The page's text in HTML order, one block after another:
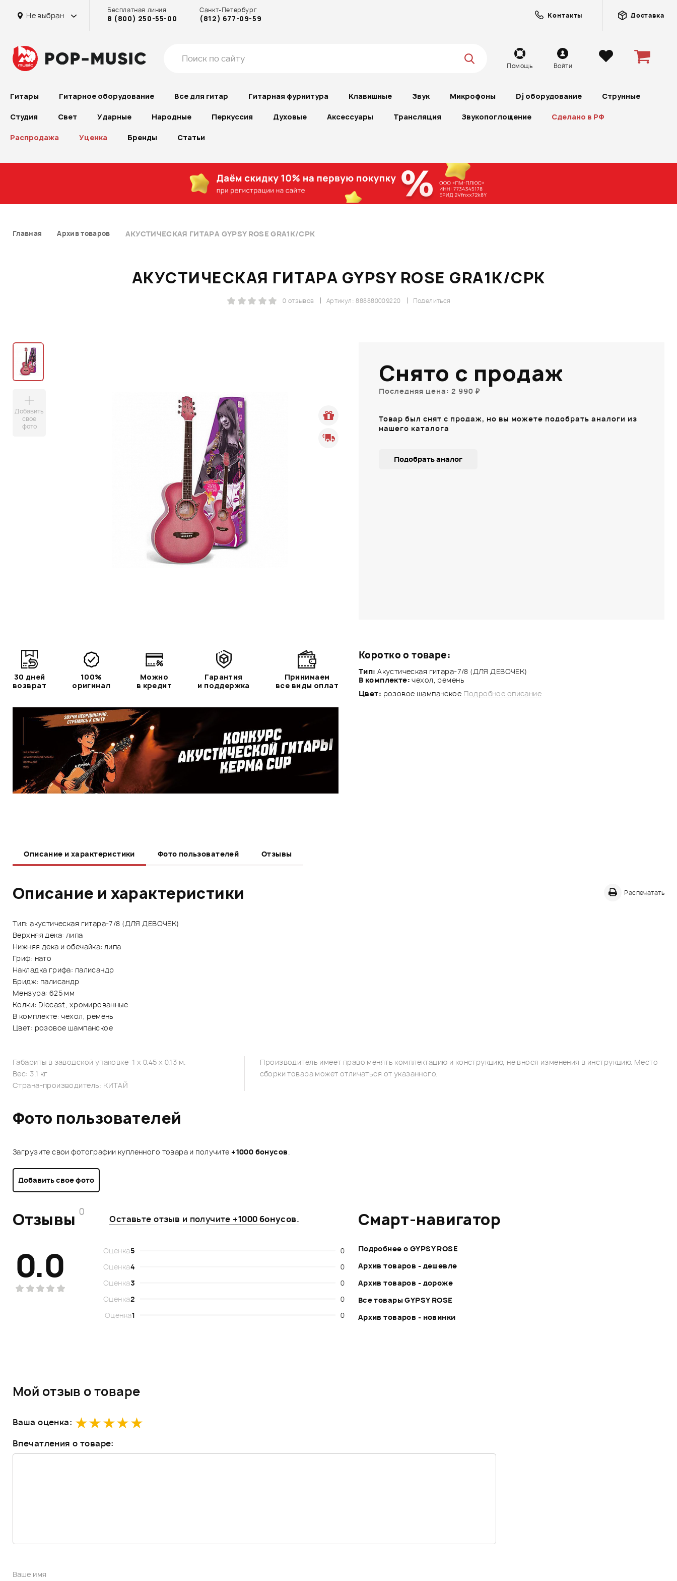
Не выбран
Бесплатная линия
8 (800) 250-55-00
Санкт-Петербург
(812) 677-09-59 Контакты Доставка
Помощь Войти
Гитары Гитарное оборудование Все для гитар Гитарная фурнитура Клавишные Звук Микрофоны Dj оборудование Струнные
Студия Свет Ударные Народные Перкуссия Духовые Аксессуары Трансляция Звукопоглощение Сделано в РФ
Распродажа Уценка Бренды Статьи
Главная Архив товаров АКУСТИЧЕСКАЯ ГИТАРА GYPSY ROSE GRA1K/CPK
АКУСТИЧЕСКАЯ ГИТАРА GYPSY ROSE GRA1K/CPK
Поделиться
Артикул: 888880009220
0 отзывов
Добавить
свое
фото
Коротко о товаре:
Тип: Акустическая гитара-7/8 (ДЛЯ ДЕВОЧЕК)
В комплекте: чехол, ремень
Цвет: розовое шампанское Подробное описание
Снято с продаж
Последняя цена: 2 990 ₽
Товар был снят с продаж, но вы можете подобрать аналоги из
нашего каталога
Подобрать аналог
30 дней
возврат
100%
оригинал
Можно
в кредит
Гарантия
и поддержка
Принимаем
все виды оплат
Описание и характеристики Фото пользователей Отзывы
Описание и характеристики Распечатать
Тип: акустическая гитара-7/8 (ДЛЯ ДЕВОЧЕК)
Верхняя дека: липа
Нижняя дека и обечайка: липа
Гриф: нато
Накладка грифа: палисандр
Бридж: палисандр
Мензура: 625 мм
Колки: Diecast, хромированные
В комплекте: чехол, ремень
Цвет: розовое шампанское
Габариты в заводской упаковке: 1 x 0.45 x 0.13 м.
Вес: 3.1 кг
Страна-производитель: КИТАЙ
Производитель имеет право менять комплектацию и конструкцию, не внося изменения в инструкцию. Место
сборки товара может отличаться от указанного.
Фото пользователей
Загрузите свои фотографии купленного товара и получите+1000 бонусов.
Добавить свое фото
Отзывы 0
Оставьте отзыв и получите +1000 бонусов.
0.0 Оценка5
0
Оценка4
0
Оценка3
0
Оценка2
0
Оценка1 0
Смарт-навигатор
Подробнее о GYPSY ROSE
Архив товаров - дешевле
Архив товаров - дороже
Все товары GYPSY ROSE
Архив товаров - новинки
Мой отзыв о товаре
Ваша оценка:
Впечатления о товаре: